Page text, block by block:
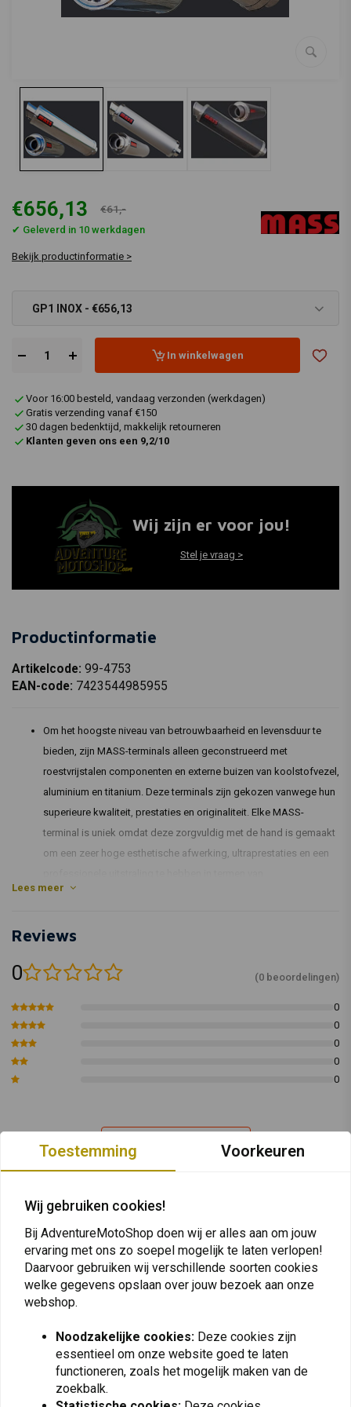
€656,13 €61,-
✔ Geleverd in 10 werkdagen
Bekijk productinformatie >
GP1 INOX - €656,13
In winkelwagen
Voor 16:00 besteld, vandaag verzonden (werkdagen)
Gratis verzending vanaf €150
30 dagen bedenktijd, makkelijk retourneren
Klanten geven ons een 9,2/10
Wij zijn er voor jou!
Stel je vraag >
Productinformatie
Artikelcode: 99-4753
EAN-code: 7423544985955
Om het hoogste niveau van betrouwbaarheid en levensduur te
bieden, zijn MASS-terminals alleen geconstrueerd met
roestvrijstalen componenten en externe buizen van koolstofvezel,
aluminium en titanium. Deze terminals zijn gekozen vanwege hun
superieure kwaliteit, prestaties en originaliteit. Elke MASS-
terminal is uniek omdat deze zorgvuldig met de hand is gemaakt
om een zeer hoge esthetische afwerking, ultraprestaties en een
productiekwaliteit.
markt worden gebruikt om de uitlaten te maken, en hun
Roestvrijstalen platen met een dikte van 8/10 mm, die de hoogste
Past op:Honda Varadero 1000
GP1 Titan:Lengte:350 mm
GP1 Carbon:Lengte:350 mm
De "MASS"-sticker op de terminal die u hebt gekocht, is
mogelijk niet dezelfde als die op de afbeelding.
Artikelcode: Honda Varadero 1000 GP1 Inox
Artikelcode: Honda Varadero 1000 GP1 Carbon
Lees meer
Reviews
0 (0 beoordelingen)
0
0
0
0
0
Plaats ook een review
Vergelijkbare producten
Toestemming Voorkeuren
Wij gebruiken cookies!
Bij AdventureMotoShop doen wij er alles aan om jouw
ervaring met ons zo soepel mogelijk te laten verlopen!
Daarvoor gebruiken wij verschillende soorten cookies
welke gegevens opslaan over jouw bezoek aan onze
webshop.
Noodzakelijke cookies: Deze cookies zijn
essentieel om onze website goed te laten
functioneren, zoals het mogelijk maken van de
zoekbalk.